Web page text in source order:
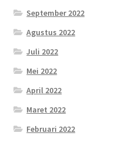
September 2022
Agustus 2022
Juli 2022
Mei 2022
April 2022
Maret 2022
Februari 2022